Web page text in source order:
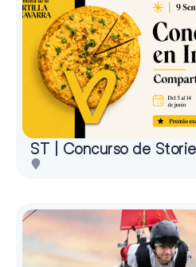
ST | Concurso de